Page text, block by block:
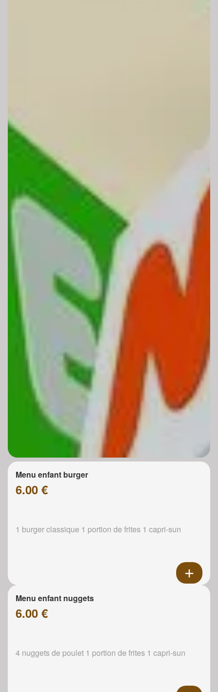
Menu enfant burger
6.00 €
1 burger classique 1 portion de frites 1 capri-sun
Menu enfant nuggets
6.00 €
4 nuggets de poulet 1 portion de frites 1 capri-sun